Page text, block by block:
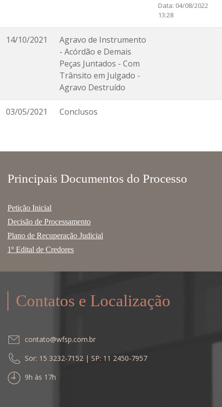
Data: 04/08/2022
13:28
14/10/2021
Agravo de Instrumento
- Acórdão e Demais
Peças Juntados - Com
Trânsito em Julgado -
Agravo Destruído
03/05/2021 Conclusos
Principais Documentos do Processo
Petição Inicial
Decisão de Processamento
Plano de Recuperação Judicial
1º Edital de Credores
Contatos e Localização
contato@wfsp.com.br
Sor: 15 3232-7152 | SP: 11 2450-7957
9h às 17h